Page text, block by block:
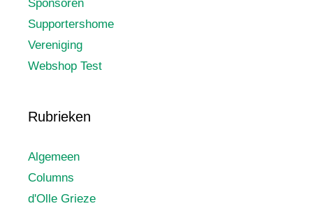
Sponsoren
Supportershome
Vereniging
Webshop Test
Rubrieken
Algemeen
Columns
d'Olle Grieze